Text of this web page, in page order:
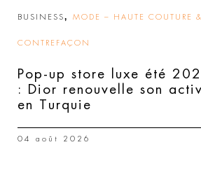
BUSINESS, MODE – HAUTE COUTURE &
CONTREFAÇON
Pop-up store luxe été
: Dior renouvelle son
en Turquie
04 août 2026